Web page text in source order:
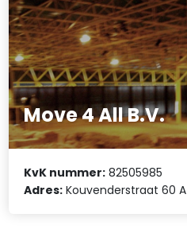
Move 4 All B.V.
KvK nummer: 82505985
Adres: Kouvenderstraat 60 A